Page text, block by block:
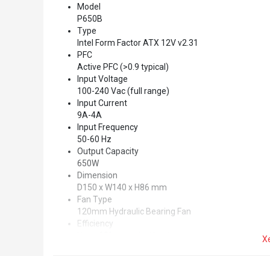
Model
P650B
Type
Intel Form Factor ATX 12V v2.31
PFC
Active PFC (>0.9 typical)
Input Voltage
100-240 Vac (full range)
Input Current
9A-4A
Input Frequency
50-60 Hz
Output Capacity
650W
Dimension
D150 x W140 x H86 mm
Fan Type
120mm Hydraulic Bearing Fan
Efficiency